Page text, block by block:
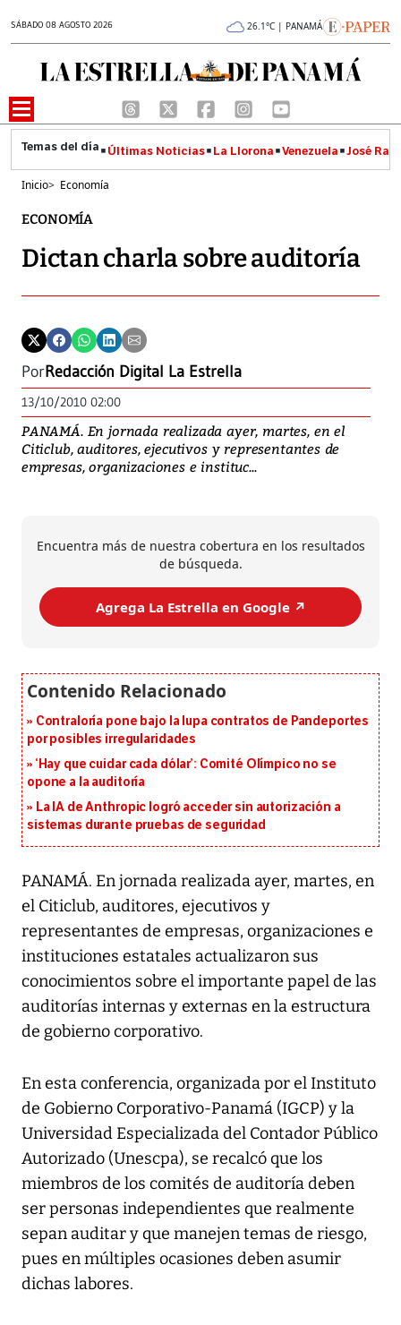
SÁBADO 08 AGOSTO 2026 26.1°C | PANAMÁ
Últimas Noticias La Llorona Venezuela José
Inicio> Economía
ECONOMÍA
Dictan charla sobre auditoría
PorRedacción Digital La Estrella
13/10/2010 02:00
PANAMÁ. En jornada realizada ayer, martes, en el
Citiclub, auditores, ejecutivos y representantes de
empresas, organizaciones e instituc...
Encuentra más de nuestra cobertura en los resultados
de búsqueda.
Agrega La Estrella en Google ↗️
Contraloría pone bajo la lupa contratos de Pandeportes
por posibles irregularidades
‘Hay que cuidar cada dólar’: Comité Olímpico no se
opone a la auditoría
La IA de Anthropic logró acceder sin autorización a
sistemas durante pruebas de seguridad
PANAMÁ. En jornada realizada ayer, martes, en
el Citiclub, auditores, ejecutivos y
representantes de empresas, organizaciones e
instituciones estatales actualizaron sus
conocimientos sobre el importante papel de las
auditorías internas y externas en la estructura
de gobierno corporativo.
En esta conferencia, organizada por el Instituto
de Gobierno Corporativo-Panamá (IGCP) y la
Universidad Especializada del Contador Público
Autorizado (Unescpa), se recalcó que los
miembros de los comités de auditoría deben
ser personas independientes que realmente
sepan auditar y que manejen temas de riesgo,
pues en múltiples ocasiones deben asumir
dichas labores.